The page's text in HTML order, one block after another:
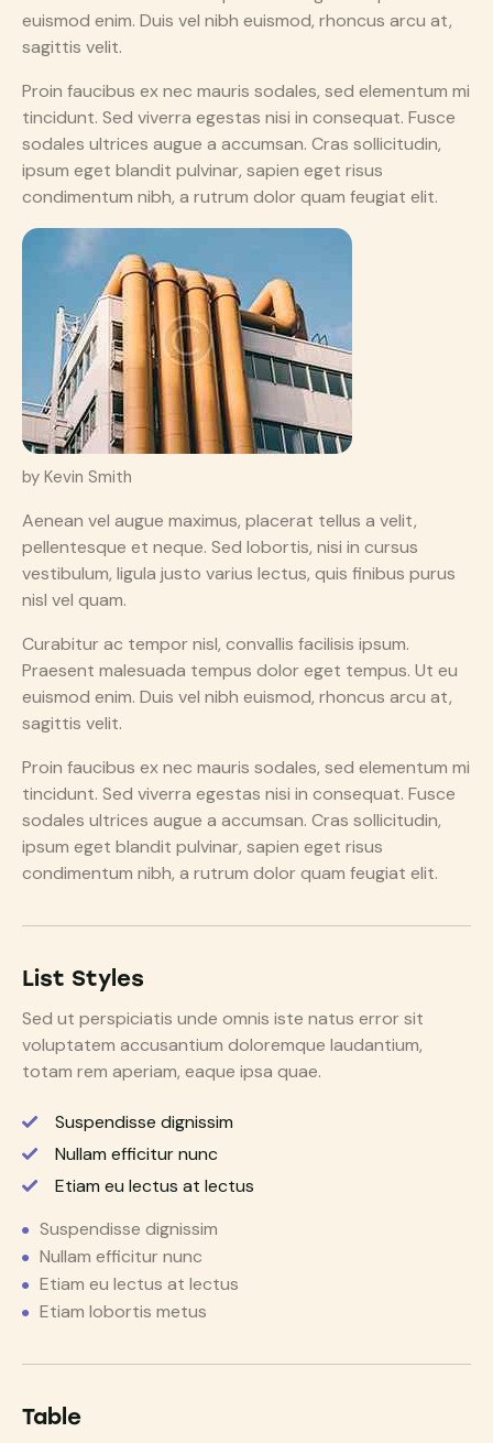
euismod enim. Duis vel nibh euismod, rhoncus arcu at,
sagittis velit.
Proin faucibus ex nec mauris sodales, sed elementum mi
tincidunt. Sed viverra egestas nisi in consequat. Fusce
sodales ultrices augue a accumsan. Cras sollicitudin,
ipsum eget blandit pulvinar, sapien eget risus
condimentum nibh, a rutrum dolor quam feugiat elit.
by Kevin Smith
Aenean vel augue maximus, placerat tellus a velit,
pellentesque et neque. Sed lobortis, nisi in cursus
vestibulum, ligula justo varius lectus, quis finibus purus
nisl vel quam.
Curabitur ac tempor nisl, convallis facilisis ipsum.
Praesent malesuada tempus dolor eget tempus. Ut eu
euismod enim. Duis vel nibh euismod, rhoncus arcu at,
sagittis velit.
Proin faucibus ex nec mauris sodales, sed elementum mi
tincidunt. Sed viverra egestas nisi in consequat. Fusce
sodales ultrices augue a accumsan. Cras sollicitudin,
ipsum eget blandit pulvinar, sapien eget risus
condimentum nibh, a rutrum dolor quam feugiat elit.
List Styles
Sed ut perspiciatis unde omnis iste natus error sit
voluptatem accusantium doloremque laudantium,
totam rem aperiam, eaque ipsa quae.
Suspendisse dignissim
Nullam efficitur nunc
Etiam eu lectus at lectus
Suspendisse dignissim
Nullam efficitur nunc
Etiam eu lectus at lectus
Etiam lobortis metus
Table